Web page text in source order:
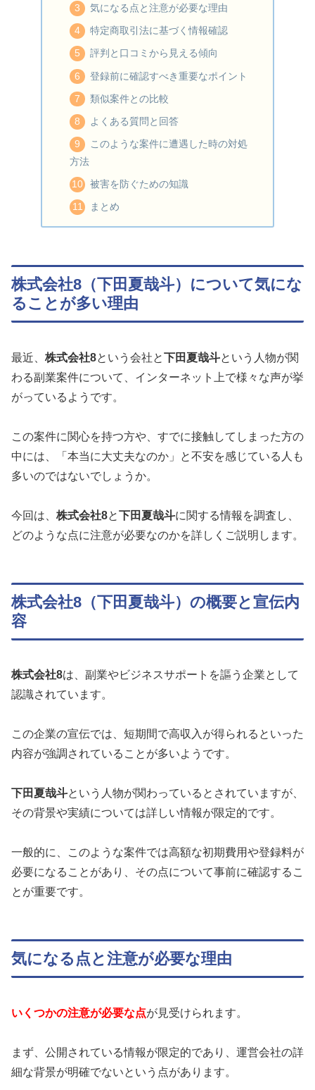
気になる点と注意が必要な理由
特定商取引法に基づく情報確認
評判と口コミから見える傾向
登録前に確認すべき重要なポイント
類似案件との比較
よくある質問と回答
このような案件に遭遇した時の対処
方法
被害を防ぐための知識
まとめ
株式会社8（下田夏哉斗）について気にな
ることが多い理由
最近、 株式会社8という会社と下田夏哉斗という人物が関
わる副業案件について、インターネット上で様々な声が挙
がっているようです。
この案件に関心を持つ方や、すでに接触してしまった方の
中には、「本当に大丈夫なのか」と不安を感じている人も
多いのではないでしょうか。
今回は、 株式会社8と下田夏哉斗に関する情報を調査し、
どのような点に注意が必要なのかを詳しくご説明します。
株式会社8（下田夏哉斗）の概要と宣伝内
容
株式会社8は、副業やビジネスサポートを謳う企業として
認識されています。
この企業の宣伝では、短期間で高収入が得られるといった
内容が強調されていることが多いようです。
下田夏哉斗という人物が関わっているとされていますが、
その背景や実績については詳しい情報が限定的です。
一般的に、このような案件では高額な初期費用や登録料が
必要になることがあり、その点について事前に確認するこ
とが重要です。
気になる点と注意が必要な理由
いくつかの注意が必要な点が見受けられます。
まず、公開されている情報が限定的であり、運営会社の詳
細な背景が明確でないという点があります。